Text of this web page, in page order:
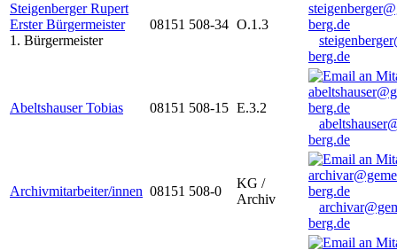
Steigenberger Rupert
Erster Bürgermeister
1. Bürgermeister
08151 508-34 O.1.3
berg.de
Abeltshauser Tobias 08151 508-15 E.3.2
berg.de
Archivmitarbeiter/innen 08151 508-0
KG /
Archiv
berg.de